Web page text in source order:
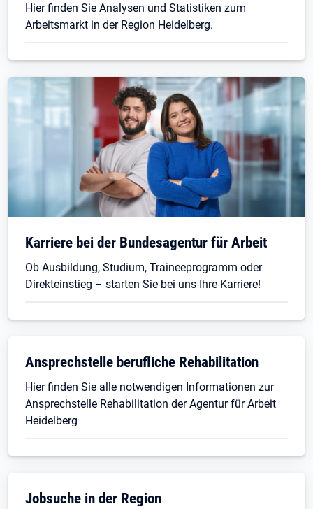
Hier finden Sie Analysen und Statistiken zum
Arbeitsmarkt in der Region Heidelberg.
Karriere bei der Bundesagentur für Arbeit
Ob Ausbildung, Studium, Traineeprogramm oder
Direkteinstieg – starten Sie bei uns Ihre Karriere!
Ansprechstelle berufliche Rehabilitation
Hier finden Sie alle notwendigen Informationen zur
Ansprechstelle Rehabilitation der Agentur für Arbeit
Heidelberg
Jobsuche in der Region